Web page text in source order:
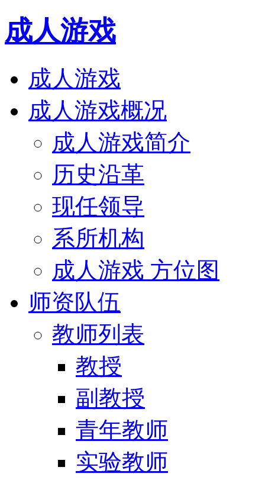
成人游戏
成人游戏
成人游戏概况
成人游戏简介
历史沿革
现任领导
系所机构
成人游戏 方位图
师资队伍
教师列表
教授
副教授
青年教师
实验教师